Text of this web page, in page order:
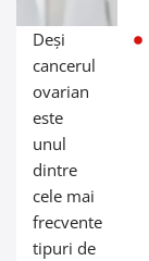
Deși
cancerul
ovarian
este
unul
dintre
cele mai
frecvente
tipuri de